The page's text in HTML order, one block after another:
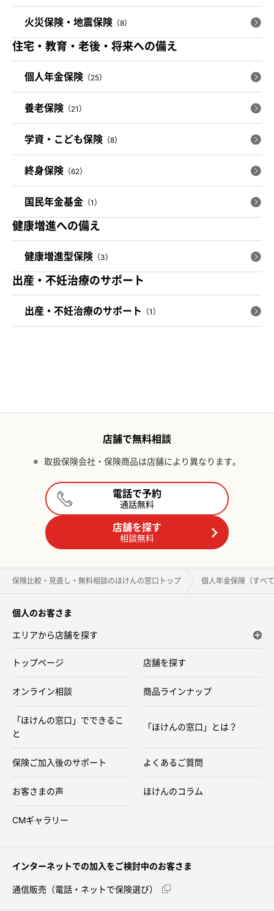
保険比較・見直し・無料相談のほけんの窓口トップ 個人年金保険（すべ
火災保険・地震保険 （8）
住宅・教育・老後・将来への備え
個人年金保険 （25）
養老保険 （21）
学資・こども保険 （8）
終身保険 （62）
国民年金基金 （1）
健康増進への備え
健康増進型保険 （3）
出産・不妊治療のサポート
出産・不妊治療のサポート （1）
店舗で無料相談
※ 取扱保険会社・保険商品は店舗により異なります。
電話で予約
通話無料
店舗を探す
相談無料
個人のお客さま
エリアから店舗を探す
トップページ 店舗を探す
オンライン相談 商品ラインナップ
「ほけんの窓口」でできるこ
と
「ほけんの窓口」とは？
保険ご加入後のサポート よくあるご質問
お客さまの声 ほけんのコラム
CMギャラリー
インターネットでの加入をご検討中のお客さま
通信販売（電話・ネットで保険選び）